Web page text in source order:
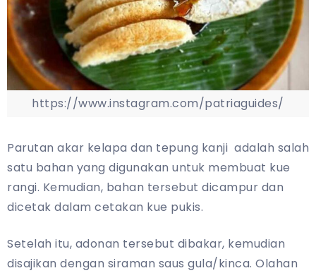
https://www.instagram.com/patriaguides/
Parutan akar kelapa dan tepung kanji adalah salah
satu bahan yang digunakan untuk membuat kue
rangi. Kemudian, bahan tersebut dicampur dan
dicetak dalam cetakan kue pukis.
Setelah itu, adonan tersebut dibakar, kemudian
disajikan dengan siraman saus gula/kinca. Olahan